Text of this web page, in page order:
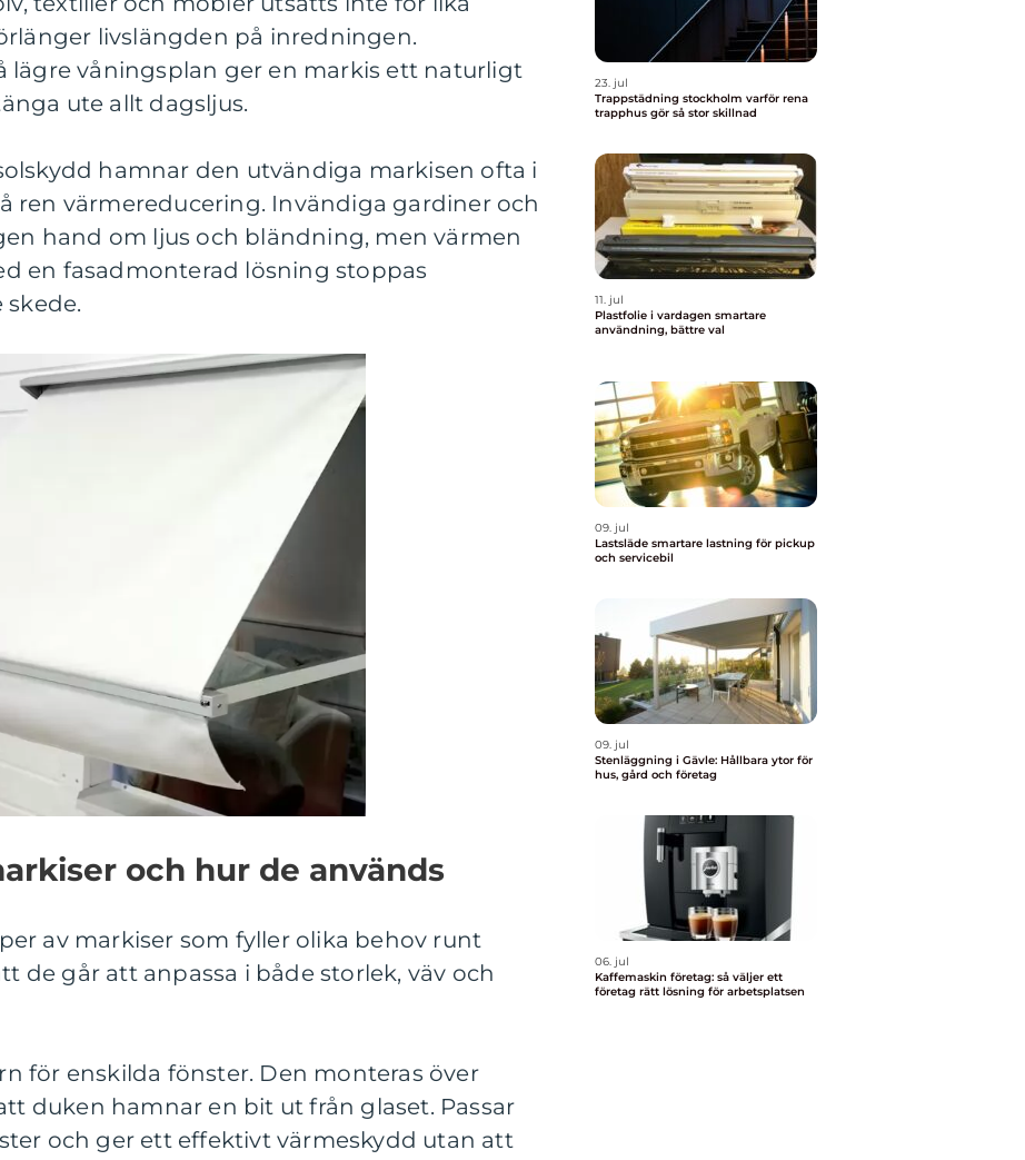
livslängden på inredningen.
lägre våningsplan ger en markis ett naturligt
ute allt dagsljus.
hamnar den utvändiga markisen ofta i
ren värmereducering. Invändiga gardiner och
hand om ljus och bländning, men värmen
en fasadmonterad lösning stoppas
och hur de används
av markiser som fyller olika behov runt
de går att anpassa i både storlek, väv och
för enskilda fönster. Den monteras över
duken hamnar en bit ut från glaset. Passar
och ger ett effektivt värmeskydd utan att
23. jul
Trappstädning stockholm varför rena
trapphus gör så stor skillnad
11. jul
Plastfolie i vardagen smartare
användning, bättre val
09. jul
Lastsläde smartare lastning för pickup
och servicebil
09. jul
Stenläggning i Gävle: Hållbara ytor för
hus, gård och företag
06. jul
Kaffemaskin företag: så väljer ett
företag rätt lösning för arbetsplatsen